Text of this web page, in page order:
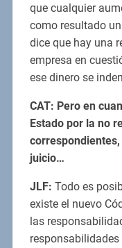
que cualquier
como resultado
dice que hay una
empresa en
ese dinero se
CAT: Pero en
Estado por la no
juicio…
JLF: Todo es
existe el nuevo
las